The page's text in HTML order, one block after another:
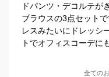
ドパンツ・デコルテが
ブラウスの3点セット
レスみたいにドレッシ
トでオフィスコーデにも
全ての